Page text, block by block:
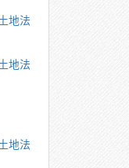
地法
地法
地法